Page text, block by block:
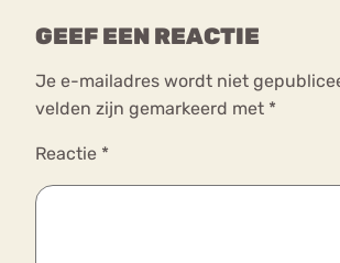
GEEF EEN REACTIE
Je e-mailadres wordt niet
velden zijn gemarkeerd met *
Reactie *